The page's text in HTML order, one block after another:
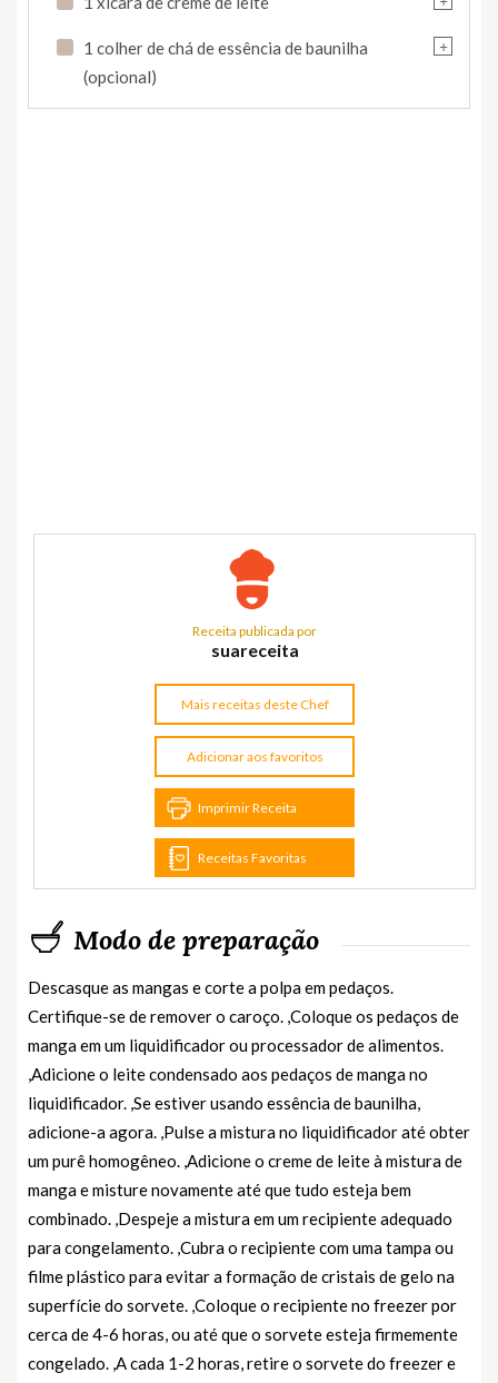
+
1 colher de chá de essência de baunilha
(opcional)
Receita publicada por
suareceita
Mais receitas deste Chef
Adicionar aos favoritos
Imprimir Receita
Receitas Favoritas
Modo de preparação
Descasque as mangas e corte a polpa em pedaços.
Certifique-se de remover o caroço. ,Coloque os pedaços de
manga em um liquidificador ou processador de alimentos.
,Adicione o leite condensado aos pedaços de manga no
liquidificador. ,Se estiver usando essência de baunilha,
adicione-a agora. ,Pulse a mistura no liquidificador até obter
um purê homogêneo. ,Adicione o creme de leite à mistura de
manga e misture novamente até que tudo esteja bem
combinado. ,Despeje a mistura em um recipiente adequado
para congelamento. ,Cubra o recipiente com uma tampa ou
filme plástico para evitar a formação de cristais de gelo na
superfície do sorvete. ,Coloque o recipiente no freezer por
cerca de 4-6 horas, ou até que o sorvete esteja firmemente
congelado. ,A cada 1-2 horas, retire o sorvete do freezer e